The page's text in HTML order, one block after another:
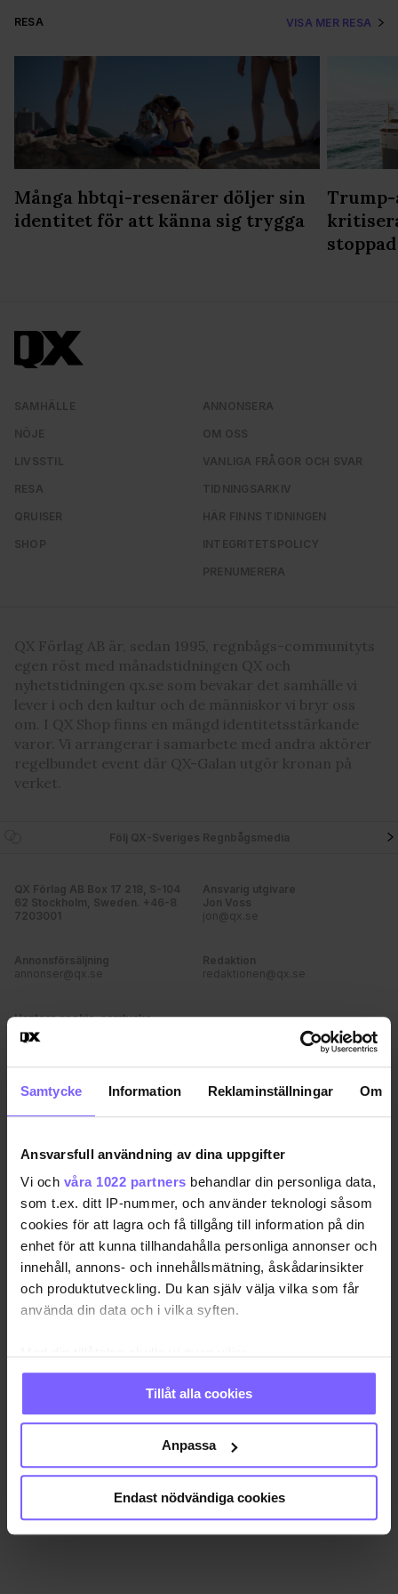
Samtycke Information Reklaminställningar Om
Ansvarsfull användning av dina uppgifter
Vi och våra 1022 partners behandlar din personliga data,
som t.ex. ditt IP-nummer, och använder teknologi såsom
cookies för att lagra och få tillgång till information på din
enhet för att kunna tillhandahålla personliga annonser och
innehåll, annons- och innehållsmätning, åskådarinsikter
och produktutveckling. Du kan själv välja vilka som får
använda din data och i vilka syften.
Samla in information om din geografiska plats
som kan ha en noggrannhet på upp till flera meter
Identifiera din enhet genom att aktivt skanna den
för specifika kännetecken (fingeravtryck)
Ta reda på mer om hur dina personliga uppgifter
Du kan ändra eller dra tillbaka ditt samtycke när som
helst från cookie-förklaringen.
Tillåt alla cookies
Anpassa
Endast nödvändiga cookies
RESA VISA MER RESA
Många hbtqi-resenärer döljer sin
identitet för att känna sig trygga
SAMHÄLLE
NÖJE
LIVSSTIL
RESA
QRUISER
SHOP
ANNONSERA
OM OSS
VANLIGA FRÅGOR OCH SVAR
TIDNINGSARKIV
HÄR FINNS TIDNINGEN
INTEGRITETSPOLICY
PRENUMERERA
QX Förlag AB är, sedan 1995, regnbågs-communityts
egen röst med månadstidningen QX och
nyhetstidningen qx.se som bevakar det samhälle vi
lever i och den kultur och de människor vi bryr oss
om. I QX Shop finns en mängd identitetsstärkande
varor. Vi arrangerar i samarbete med andra aktörer
regelbundet event där QX-Galan utgör kronan på
verket.
Följ QX-Sveriges Regnbågsmedia
QX Förlag AB Box 17 218, S-104
62 Stockholm, Sweden. +46-8
7203001
Ansvarig utgivare
Jon Voss
jon@qx.se
Annonsförsäljning
annonser@qx.se
Redaktion
redaktionen@qx.se
Hantera cookie-samtycke